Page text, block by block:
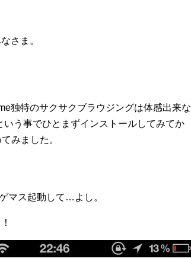
さま。
独特のサクサクブラウジングは体感出来な
う事でひとまずインストールしてみてか
みました。
マス起動して…よし。